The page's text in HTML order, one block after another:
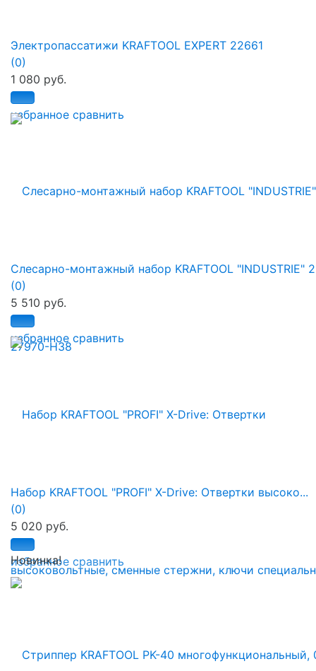
избранное сравнить
Электропассатижи KRAFTOOL EXPERT 22661
(0)
1 080 руб.
избранное сравнить
Слесарно-монтажный набор KRAFTOOL "INDUSTRIE"
(0)
5 510 руб.
избранное сравнить
Набор KRAFTOOL "PROFI" X-Drive: Отвертки высоко...
(0)
5 020 руб.
Новинка!